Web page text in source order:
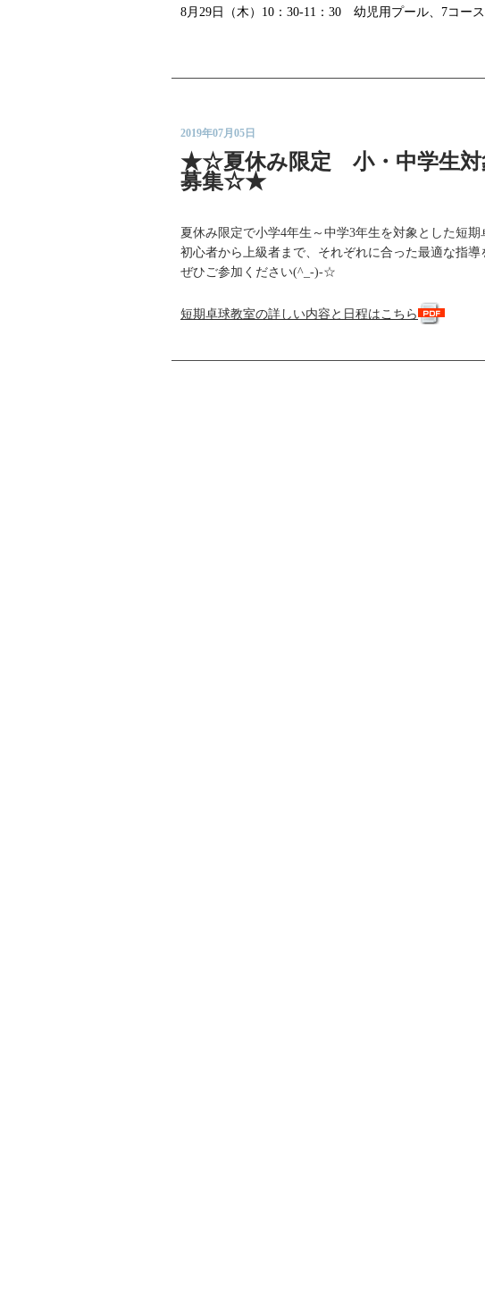
8月29日（木）10：30-11：30 幼児用プール、7コー
2019年07月05日
★☆夏休み限定 小・中学生
募集☆★
夏休み限定で小学4年生～中学3年生を対象とした短期
初心者から上級者まで、それぞれに合った最適な指導
ぜひご参加ください(^_-)-☆
短期卓球教室の詳しい内容と日程はこちら